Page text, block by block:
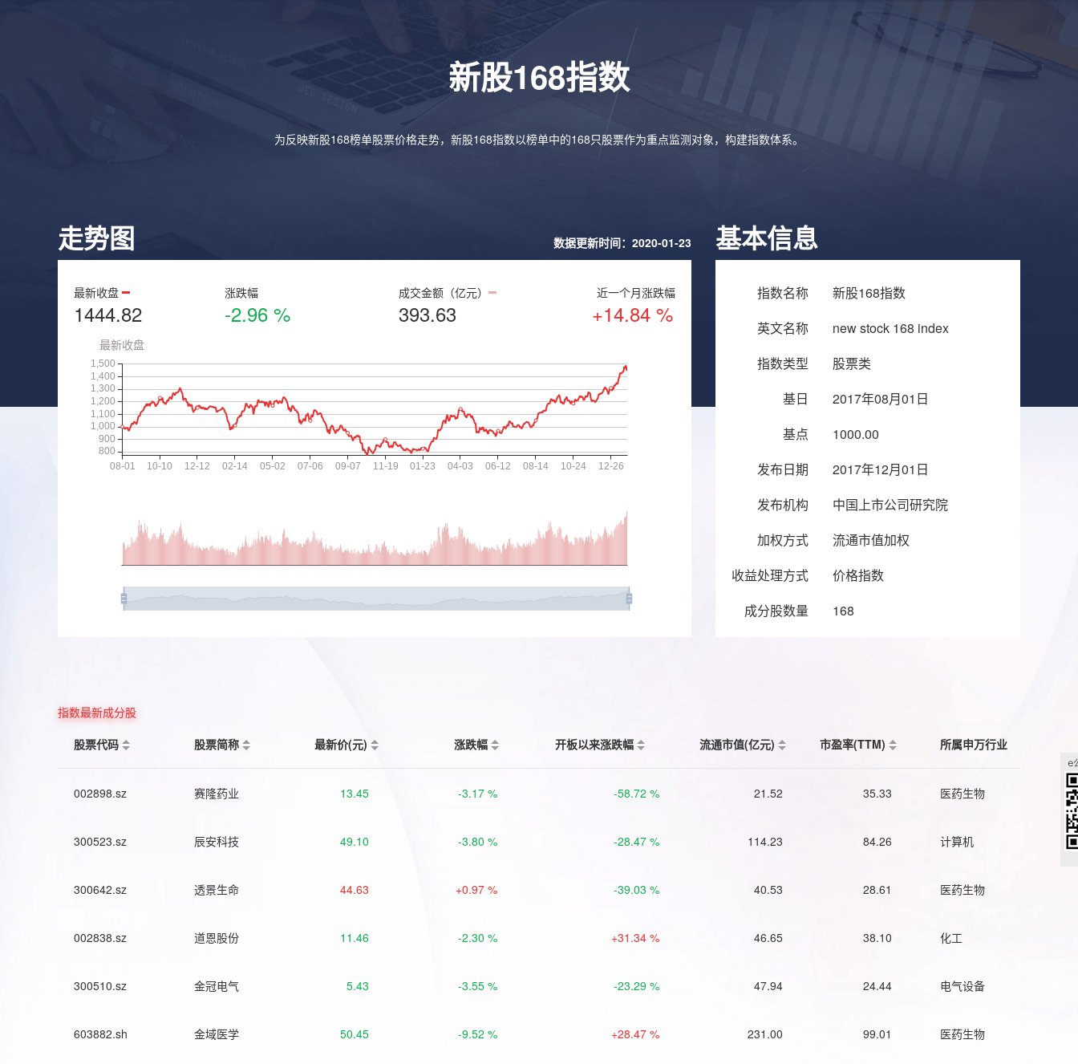
新股168指数
为反映新股168榜单股票价格走势，新股168指数以榜单中的168只股票作为重点监测对象，构建指数体系。
走势图 数据更新时间：2020-01-23
最新收盘
1444.82
涨跌幅
-2.96 %
成交金额（亿元）
393.63
近一个月涨跌幅
+14.84 %
基本信息
指数名称
新股168指数
英文名称
new stock 168 index
指数类型
股票类
基日
2017年08月01日
基点
1000.00
发布日期
2017年12月01日
发布机构
中国上市公司研究院
加权方式
流通市值加权
收益处理方式
价格指数
成分股数量
168
指数最新成分股
股票代码
股票简称 最新价(元) 涨跌幅 开板以来涨跌幅 流通市值(亿元) 市盈率(TTM) 所属申万行业
002898.sz 赛隆药业 13.45 -3.17 % -58.72 % 21.52 35.33 医药生物
300523.sz 辰安科技 49.10 -3.80 % -28.47 % 114.23 84.26 计算机
300642.sz 透景生命 44.63 +0.97 % -39.03 % 40.53 28.61 医药生物
002838.sz 道恩股份 11.46 -2.30 % +31.34 % 46.65 38.10 化工
300510.sz 金冠电气 5.43 -3.55 % -23.29 % 47.94 24.44 电气设备
603882.sh 金域医学 50.45 -9.52 % +28.47 % 231.00 99.01 医药生物